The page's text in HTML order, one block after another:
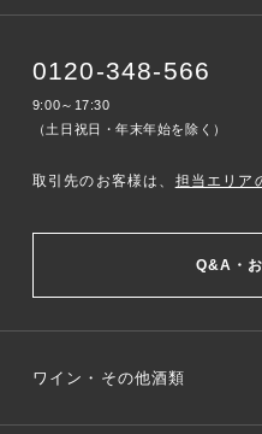
0120-348-566
9:00～17:30
（土日祝日・年末年始を除く）
取引先のお客様は、 担当エリア
Q&A・
ワイン・その他酒類